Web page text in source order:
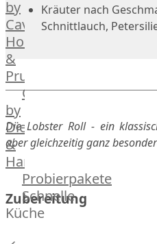
Hahn
Kapaun
Ente
Perlhuhn
Gans
Kalb
Lamm
Nordsee
Lamm
Französisches
Lamm
Donald
Russell
Lamm
vom
Lamm
Teilstücke
vom
Geflügel
by
Caviar
House
&
Prunier
Caviar
by
Dieckmann
&
Hansen
Probierpakete
Schnelle
Küche
Kräuter nach
Schnittlauch,
Die Lobster Roll - ein
aber gleichzeitig ganz
Zubereitung